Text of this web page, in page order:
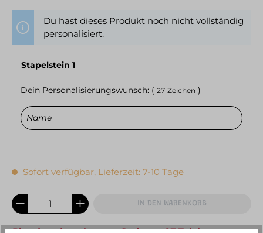
Du hast dieses Produkt noch nicht vollständig
personalisiert.
Stapelstein 1
Dein Personalisierungswunsch: ( 27 Zeichen )
Sofort verfügbar, Lieferzeit: 7-10 Tage
IN DEN WARENKORB